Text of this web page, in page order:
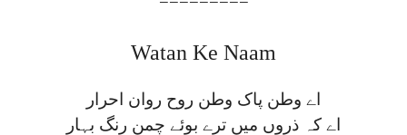
Watan Ke Naam
اے وطن پاک وطن روح روان احرار
اے کہ ذروں میں ترے بوئے چمن رنگ بہار